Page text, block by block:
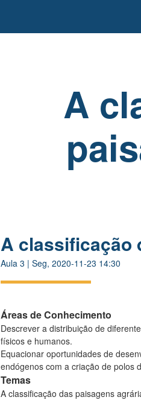
A
A classificação
Aula 3 | Seg, 2020-11-23 14:30
Áreas de Conhecimento
Descrever a distribuição de
físicos e humanos.
Equacionar oportunidades de
endógenos com a criação de polos
Temas
A classificação das paisagens